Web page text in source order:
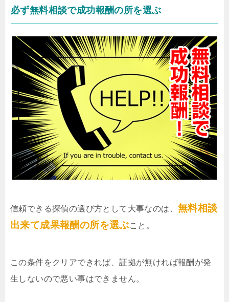
必ず無料相談で成功報酬の所を選ぶ
信頼できる探偵の選び方として大事なのは、 無料相談
出来て成果報酬の所を選ぶこと。
この条件をクリアできれば、証拠が無ければ報酬が発
生しないので悪い事はできません。